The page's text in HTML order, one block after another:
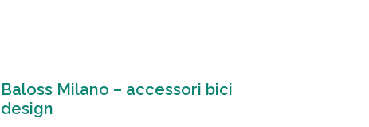
Baloss Milano – accessori bici
design